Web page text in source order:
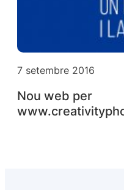
7 setembre 2016
Nou web per